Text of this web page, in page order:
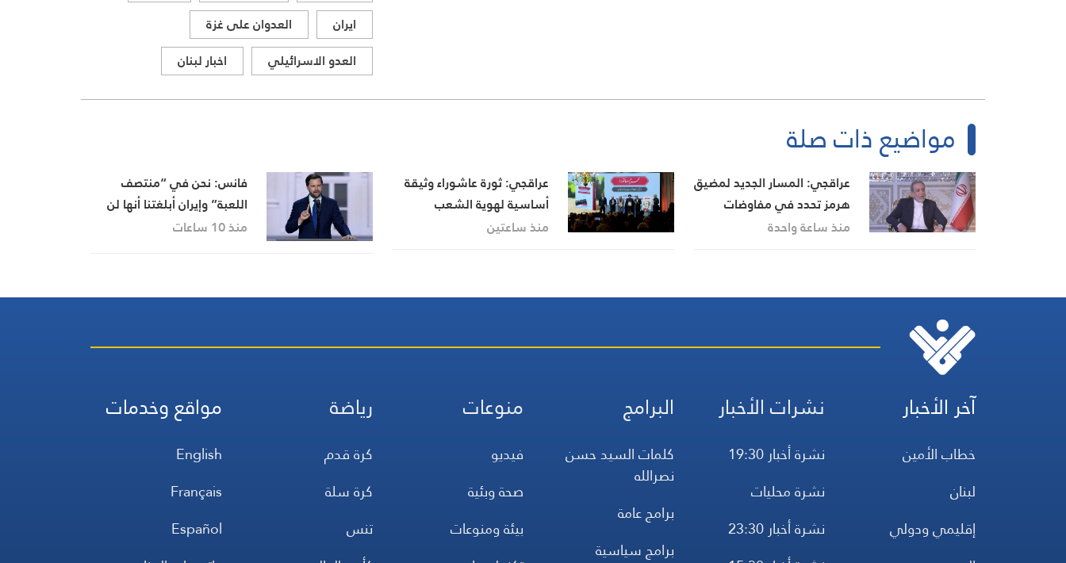
ايران
العدوان على غزة
العدو الاسرائيلي
اخبار لبنان
مواضيع ذات صلة
عراقجي: المسار الجديد لمضيق
هرمز تحدد في مفاوضات
القوات العسكرية والبحرية بين
منذ ساعة واحدة
عراقجي: ثورة عاشوراء وثيقة
أساسية لهوية الشعب
الإيراني وعدالته ودبلوماسيته
منذ ساعتين
فانس: نحن في “منتصف
اللعبة” وإيران أبلغتنا أنها لن
تفرض رسوما على عبور هرمز
منذ 10 ساعات
آخر الأخبار
خطاب الأمين
لبنان
إقليمي ودولي
نشرات الأخبار
نشرة أخبار 19:30
نشرة محليات
نشرة أخبار 23:30
البرامج
كلمات السيد حسن
نصرالله
برامج عامة
برامج سياسية
منوعات
فيديو
صحة وبئية
بيئة ومنوعات
رياضة
كرة قدم
كرة سلة
تنس
مواقع وخدمات
English
Français
Español